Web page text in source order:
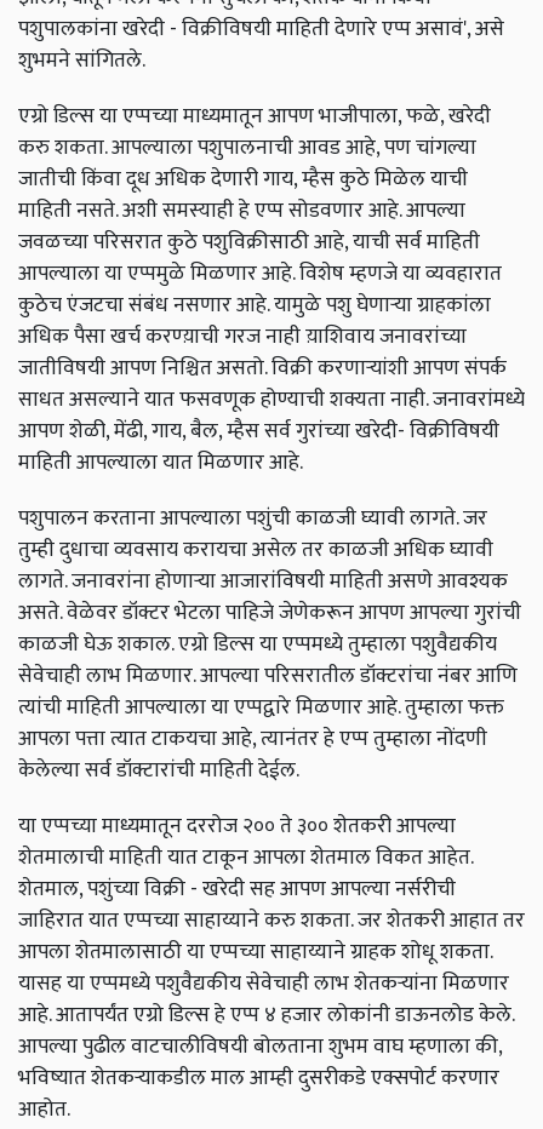
पशुपालकांना खरेदी - विक्रीविषयी माहिती देणारे एप्प असावं', असे
शुभमने सांगितले.
एग्रो डिल्स या एप्पच्या माध्यमातून आपण भाजीपाला, फळे, खरेदी
करु शकता. आपल्याला पशुपालनाची आवड आहे, पण चांगल्या
जातीची किंवा दूध अधिक देणारी गाय, म्हैस कुठे मिळेल याची
माहिती नसते. अशी समस्याही हे एप्प सोडवणार आहे. आपल्या
जवळच्या परिसरात कुठे पशुविक्रीसाठी आहे, याची सर्व माहिती
आपल्याला या एप्पमुळे मिळणार आहे. विशेष म्हणजे या व्यवहारात
कुठेच एंजटचा संबंध नसणार आहे. यामुळे पशु घेणाऱ्या ग्राहकांला
अधिक पैसा खर्च करण्य़ाची गरज नाही य़ाशिवाय जनावरांच्या
जातीविषयी आपण निश्चित असतो. विक्री करणाऱ्यांशी आपण संपर्क
साधत असल्याने यात फसवणूक होण्याची शक्यता नाही. जनावरांमध्ये
आपण शेळी, मेंढी, गाय, बैल, म्हैस सर्व गुरांच्या खरेदी- विक्रीविषयी
माहिती आपल्याला यात मिळणार आहे.
पशुपालन करताना आपल्याला पशुंची काळजी घ्यावी लागते. जर
तुम्ही दुधाचा व्यवसाय करायचा असेल तर काळजी अधिक घ्यावी
लागते. जनावरांना होणाऱ्या आजारांविषयी माहिती असणे आवश्यक
असते. वेळेवर डॉक्टर भेटला पाहिजे जेणेकरून आपण आपल्या गुरांची
काळजी घेऊ शकाल. एग्रो डिल्स या एप्पमध्ये तुम्हाला पशुवैद्यकीय
सेवेचाही लाभ मिळणार. आपल्या परिसरातील डॉक्टरांचा नंबर आणि
त्यांची माहिती आपल्याला या एप्पद्वारे मिळणार आहे. तुम्हाला फक्त
आपला पत्ता त्यात टाकयचा आहे, त्यानंतर हे एप्प तुम्हाला नोंदणी
केलेल्या सर्व डॉक्टारांची माहिती देईल.
या एप्पच्या माध्यमातून दररोज २०० ते ३०० शेतकरी आपल्या
शेतमालाची माहिती यात टाकून आपला शेतमाल विकत आहेत.
शेतमाल, पशुंच्या विक्री - खरेदी सह आपण आपल्या नर्सरीची
जाहिरात यात एप्पच्या साहाय्याने करु शकता. जर शेतकरी आहात तर
आपला शेतमालासाठी या एप्पच्या साहाय्याने ग्राहक शोधू शकता.
यासह या एप्पमध्ये पशुवैद्यकीय सेवेचाही लाभ शेतकऱ्यांना मिळणार
आहे. आतापर्यंत एग्रो डिल्स हे एप्प ४ हजार लोकांनी डाऊनलोड केले.
आपल्या पुढील वाटचालीविषयी बोलताना शुभम वाघ म्हणाला की,
भविष्यात शेतकऱ्याकडील माल आम्ही दुसरीकडे एक्सपोर्ट करणार
आहोत.